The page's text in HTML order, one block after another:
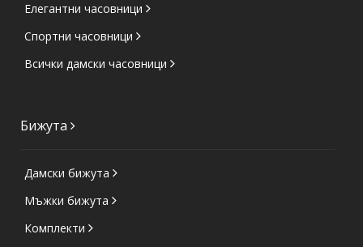
Елегантни часовници
Спортни часовници
Всички дамски часовници
Бижута
Дамски бижута
Мъжки бижута
Комплекти